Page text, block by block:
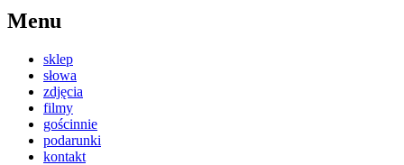
Menu
sklep
słowa
zdjęcia
filmy
gościnnie
podarunki
kontakt